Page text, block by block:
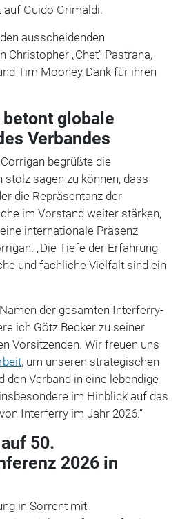
Guido Grimaldi.
ausscheidenden
„Chet“ Pastrana,
Tim Mooney Dank für ihren
betont globale
Verbandes
begrüßte die
stolz sagen zu können, dass
die Repräsentanz der
im Vorstand weiter stärken,
internationale Präsenz
„Die Tiefe der Erfahrung
und fachliche Vielfalt sind ein
der gesamten Interferry-
ich Götz Becker zu seiner
Vorsitzenden. Wir freuen uns
, um unseren strategischen
den Verband in eine lebendige
im Hinblick auf das
Interferry im Jahr 2026.“
50.
2026 in
in Sorrent mit